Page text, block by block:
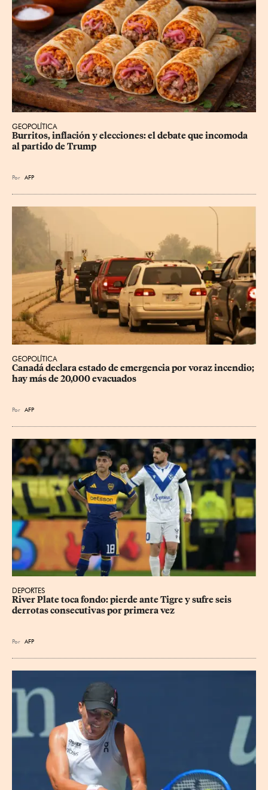
GEOPOLÍTICA
Burritos, inflación y elecciones: el debate que incomoda
al partido de Trump
Por AFP
GEOPOLÍTICA
Canadá declara estado de emergencia por voraz incendio;
hay más de 20,000 evacuados
Por AFP
DEPORTES
River Plate toca fondo: pierde ante Tigre y sufre seis
derrotas consecutivas por primera vez
Por AFP